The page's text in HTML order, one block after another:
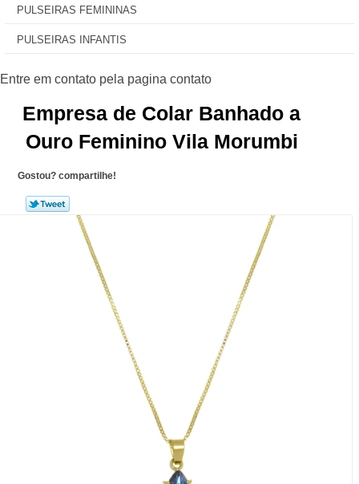
PULSEIRAS FEMININAS
PULSEIRAS INFANTIS
Empresa de Colar Banhado a
Ouro Feminino Vila Morumbi
Gostou? compartilhe!